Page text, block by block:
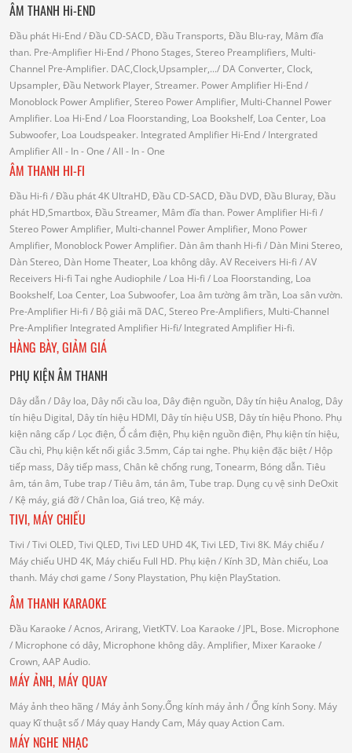
ÂM THANH Hi-END
Đầu phát Hi-End/ Đầu CD-SACD, Đầu Transports, Đầu Blu-ray, Mâm đĩa
than. Pre-Amplifier Hi-End/ Phono Stages, Stereo Preamplifiers, Multi-
Channel Pre-Amplifier. DAC,Clock,Upsampler,.../ DA Converter, Clock,
Upsampler, Đầu Network Player, Streamer. Power Amplifier Hi-End/
Monoblock Power Amplifier, Stereo Power Amplifier, Multi-Channel Power
Amplifier. Loa Hi-End/ Loa Floorstanding, Loa Bookshelf, Loa Center, Loa
Subwoofer, Loa Loudspeaker. Integrated Amplifier Hi-End/ Intergrated
AmplifierAll - In - One / All - In - One
ÂM THANH HI-FI
Đầu Hi-fi / Đầu phát 4K UltraHD, Đầu CD-SACD, Đầu DVD, Đầu Bluray, Đầu
phát HD,Smartbox, Đầu Streamer, Mâm đĩa than. Power Amplifier Hi-fi /
Stereo Power Amplifier, Multi-channel Power Amplifier, Mono Power
Amplifier, Monoblock Power Amplifier. Dàn âm thanh Hi-fi / Dàn Mini Stereo,
Dàn Stereo, Dàn Home Theater, Loa không dây. AV Receivers Hi-fi / AV
Receivers Hi-fi Tai nghe Audiophile / Loa Hi-fi / Loa Floorstanding, Loa
Bookshelf, Loa Center, Loa Subwoofer, Loa âm tường âm trần, Loa sân vườn.
Pre-Amplifier Hi-fi / Bộ giải mã DAC, Stereo Pre-Amplifiers, Multi-Channel
Pre-Amplifier Integrated Amplifier Hi-fi/ Integrated Amplifier Hi-fi.
HÀNG BÀY, GIẢM GIÁ
PHỤ KIỆN ÂM THANH
Dây dẫn/ Dây loa, Dây nối cầu loa, Dây điện nguồn, Dây tín hiệu Analog, Dây
tín hiệu Digital, Dây tín hiệu HDMI, Dây tín hiệu USB, Dây tín hiệu Phono. Phụ
kiện nâng cấp/ Lọc điện, Ổ cắm điện, Phụ kiện nguồn điện, Phụ kiện tín hiệu,
Cầu chì, Phụ kiện kết nối giắc 3.5mm, Cáp tai nghe. Phụ kiện đặc biệt/ Hộp
tiếp mass, Dây tiếp mass, Chân kê chống rung, Tonearm, Bóng dẫn. Tiêu
âm, tán âm, Tube trap/ Tiêu âm, tán âm, Tube trap. Dụng cụ vệ sinh DeOxit
/ Kệ máy, giá đỡ/ Chân loa, Giá treo, Kệ máy.
TIVI, MÁY CHIẾU
Tivi / Tivi OLED, Tivi QLED, Tivi LED UHD 4K, Tivi LED, Tivi 8K. Máy chiếu/
Máy chiếu UHD 4K, Máy chiếu Full HD. Phụ kiện/ Kính 3D, Màn chiếu, Loa
thanh. Máy chơi game / Sony Playstation, Phụ kiện PlayStation.
ÂM THANH KARAOKE
Đầu Karaoke / Acnos, Arirang, VietKTV. Loa Karaoke / JPL, Bose. Microphone
/ Microphone có dây, Microphone không dây. Amplifier, Mixer Karaoke /
Crown, AAP Audio.
MÁY ẢNH, MÁY QUAY
Máy ảnh theo hãng / Máy ảnh Sony.Ống kính máy ảnh / Ống kính Sony. Máy
quay Kĩ thuật số/ Máy quay Handy Cam, Máy quay Action Cam.
MÁY NGHE NHẠC